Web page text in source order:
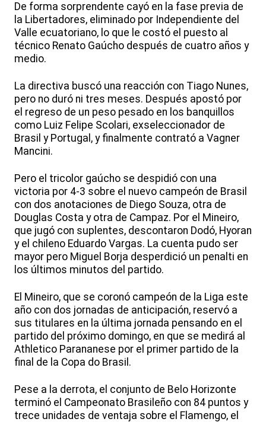
De forma sorprendente cayó en la fase previa de
la Libertadores, eliminado por Independiente del
Valle ecuatoriano, lo que le costó el puesto al
técnico Renato Gaúcho después de cuatro años y
medio.
La directiva buscó una reacción con Tiago Nunes,
pero no duró ni tres meses. Después apostó por
el regreso de un peso pesado en los banquillos
como Luiz Felipe Scolari, exseleccionador de
Brasil y Portugal, y finalmente contrató a Vagner
Mancini.
Pero el tricolor gaúcho se despidió con una
victoria por 4-3 sobre el nuevo campeón de Brasil
con dos anotaciones de Diego Souza, otra de
Douglas Costa y otra de Campaz. Por el Mineiro,
que jugó con suplentes, descontaron Dodó, Hyoran
y el chileno Eduardo Vargas. La cuenta pudo ser
mayor pero Miguel Borja desperdició un penalti en
los últimos minutos del partido.
El Mineiro, que se coronó campeón de la Liga este
año con dos jornadas de anticipación, reservó a
sus titulares en la última jornada pensando en el
partido del próximo domingo, en que se medirá al
Athletico Parananese por el primer partido de la
final de la Copa do Brasil.
Pese a la derrota, el conjunto de Belo Horizonte
terminó el Campeonato Brasileño con 84 puntos y
trece unidades de ventaja sobre el Flamengo, el